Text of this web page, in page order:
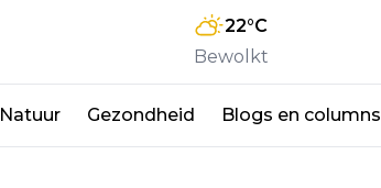
22°C
Bewolkt
Natuur Gezondheid Blogs en columns